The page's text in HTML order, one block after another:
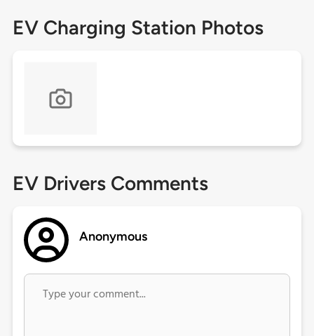
EV Charging Station Photos
EV Drivers Comments
Anonymous